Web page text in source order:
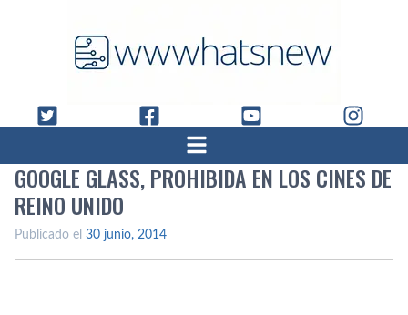
GOOGLE GLASS, PROHIBIDA EN LOS CINES DE
REINO UNIDO
Publicado el 30 junio, 2014